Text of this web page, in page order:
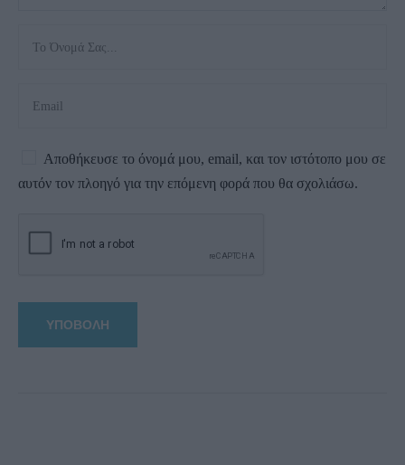
Αποθήκευσε το όνομά μου, email, και τον ιστότοπο μου σε
αυτόν τον πλοηγό για την επόμενη φορά που θα σχολιάσω.